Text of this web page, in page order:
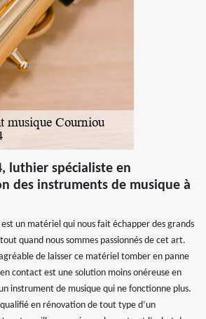
luthier spécialiste en
des instruments de musique à
un matériel qui nous fait échapper des grands
quand nous sommes passionnés de cet art.
de laisser ce matériel tomber en panne
contact est une solution moins onéreuse en
instrument de musique qui ne fonctionne plus.
en rénovation de tout type d’un